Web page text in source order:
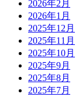
2026年2月
2026年1月
2025年12月
2025年11月
2025年10月
2025年9月
2025年8月
2025年7月